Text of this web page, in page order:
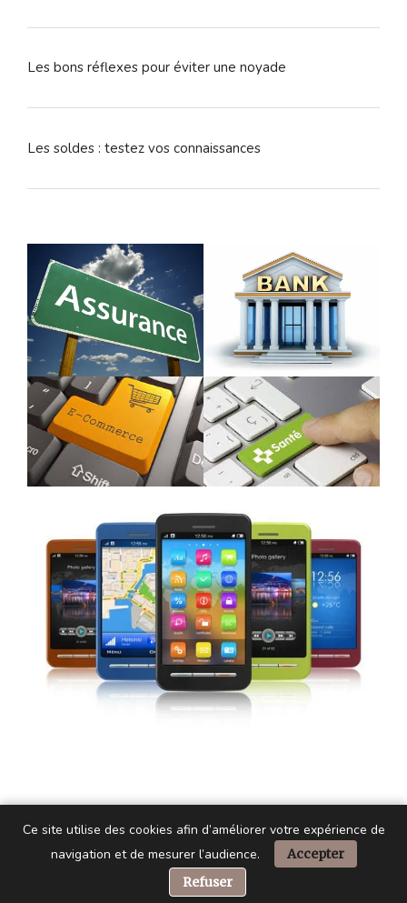
Les bons réflexes pour éviter une noyade
Les soldes : testez vos connaissances
Ce site utilise des cookies afin d’améliorer votre expérience de
navigation et de mesurer l’audience.
Accepter
Refuser